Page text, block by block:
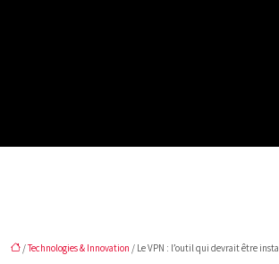
/Technologies & Innovation / Le VPN : l’outil qui devrait être